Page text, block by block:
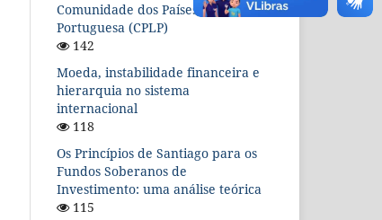
Comunidade dos Países de Língua
Portuguesa (CPLP)
142
Moeda, instabilidade financeira e
hierarquia no sistema
internacional
118
Os Princípios de Santiago para os
Fundos Soberanos de
Investimento: uma análise teórica
115